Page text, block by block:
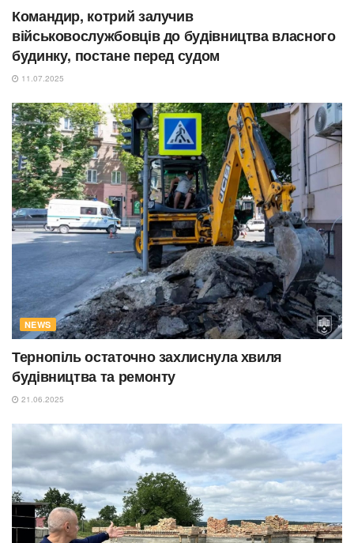
Командир, котрий залучив
військовослужбовців до будівництва власного
будинку, постане перед судом
11.07.2025
NEWS
Тернопіль остаточно захлиснула хвиля
будівництва та ремонту
21.06.2025